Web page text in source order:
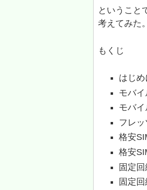
ということ
考えてみた。
もくじ
はじ
モバ
モバ
フレ
格安
格安
固定
固定